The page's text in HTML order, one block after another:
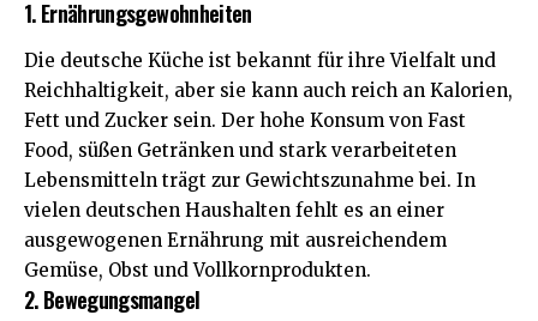
1. Ernährungsgewohnheiten
Die deutsche Küche ist bekannt für ihre Vielfalt und
Reichhaltigkeit, aber sie kann auch reich an Kalorien,
Fett und Zucker sein. Der hohe Konsum von Fast
Food, süßen Getränken und stark verarbeiteten
Lebensmitteln trägt zur Gewichtszunahme bei. In
vielen deutschen Haushalten fehlt es an einer
ausgewogenen Ernährung mit ausreichendem
Gemüse, Obst und Vollkornprodukten.
2. Bewegungsmangel